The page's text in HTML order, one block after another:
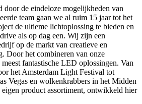
door de eindeloze mogelijkheden van
team gaan we al ruim 15 jaar tot het
de ultieme lichtoplossing te bieden en
als op dag een. Wij zijn een
op de markt van creatieve en
Door het combineren van onze
fantastische LED oplossingen. Van
het Amsterdam Light Festival tot
Vegas en wolkenkrabbers in het Midden
product assortiment, ontwikkeld hier